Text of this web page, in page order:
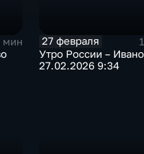
мин
27 февраля
Утро России –
27.02.2026 9:34